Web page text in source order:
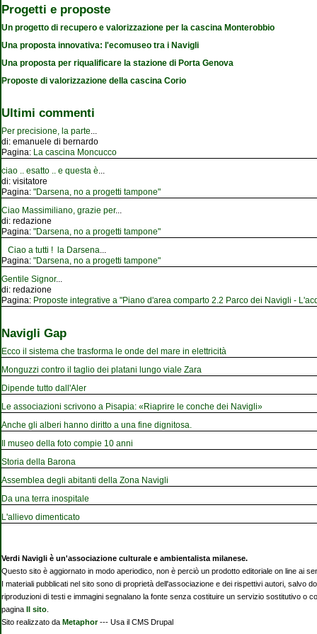
Progetti e proposte
Un progetto di recupero e valorizzazione per la cascina Monterobbio
Una proposta innovativa: l'ecomuseo tra i Navigli
Una proposta per riqualificare la stazione di Porta Genova
Proposte di valorizzazione della cascina Corio
Ultimi commenti
Per precisione, la parte...
di: emanuele di bernardo
Pagina: La cascina Moncucco
ciao .. esatto .. e questa è...
di: visitatore
Pagina: "Darsena, no a progetti tampone"
Ciao Massimiliano, grazie per...
di: redazione
Pagina: "Darsena, no a progetti tampone"
Ciao a tutti ! la Darsena...
Pagina: "Darsena, no a progetti tampone"
Gentile Signor...
di: redazione
Pagina: Proposte integrative a "Piano d'area comparto 2.2 Parco dei Navigli -
Navigli Gap
Ecco il sistema che trasforma le onde del mare in elettricità
Monguzzi contro il taglio dei platani lungo viale Zara
Dipende tutto dall'Aler
Le associazioni scrivono a Pisapia: «Riaprire le conche dei Navigli»
Anche gli alberi hanno diritto a una fine dignitosa.
Il museo della foto compie 10 anni
Storia della Barona
Assemblea degli abitanti della Zona Navigli
Da una terra inospitale
L'allievo dimenticato
Verdi Navigli è un'associazione culturale e ambientalista milanese.
Questo sito è aggiornato in modo aperiodico, non è perciò un prodotto editoriale on line ai
I materiali pubblicati nel sito sono di proprietà dell'associazione e dei rispettivi autori, salvo
riproduzioni di testi e immagini segnalano la fonte senza costituire un servizio sostitutivo o
pagina Il sito
Sito realizzato da Metaphor--- Usa il CMS Drupal